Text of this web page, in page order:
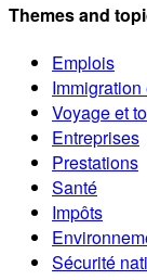
Themes and
Emplois
Voyage et
Entreprises
Prestations
Santé
Impôts
Sécurité